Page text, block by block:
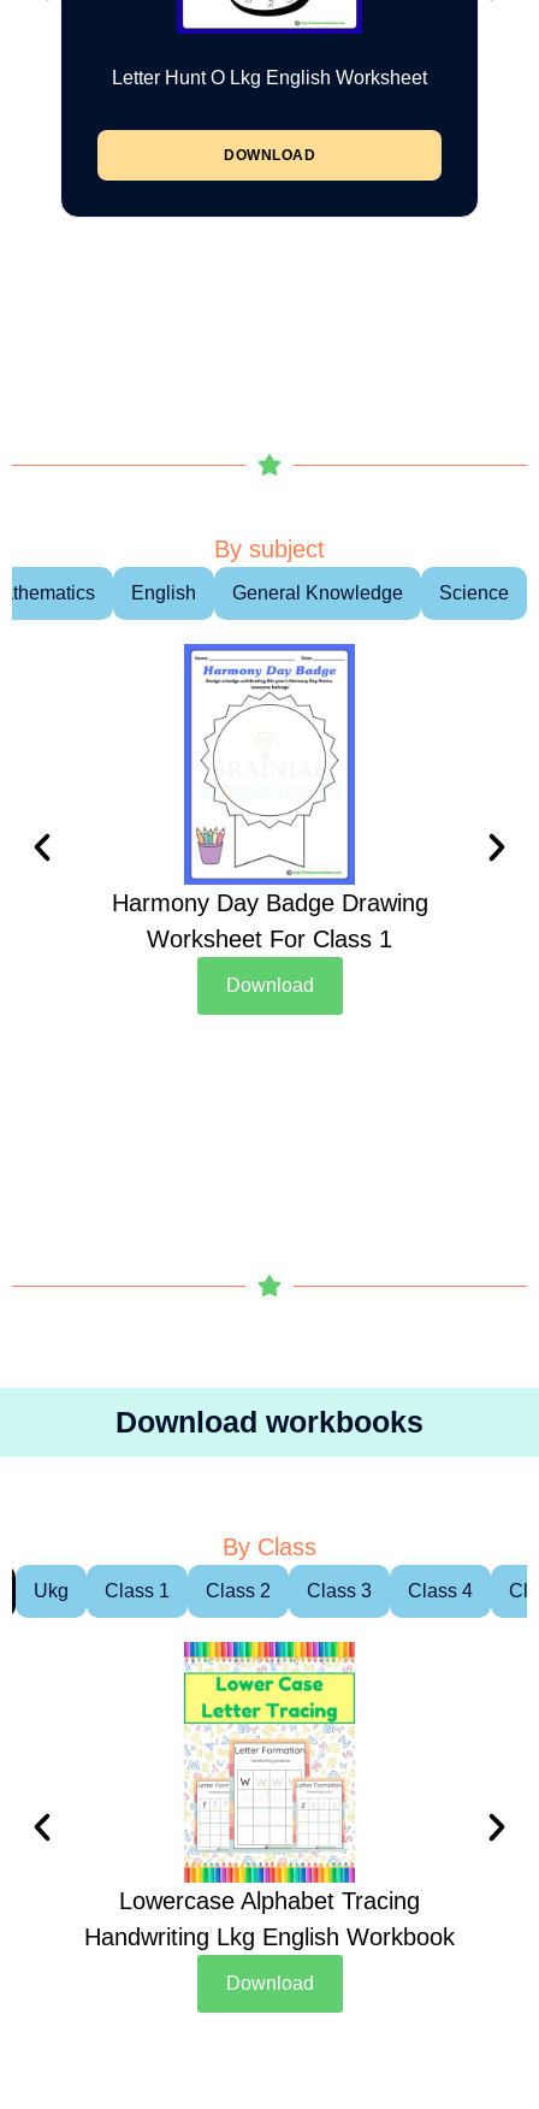
Letter Hunt O Lkg English Worksheet
DOWNLOAD
By subject
English General Knowledge Science
Harmony Day Badge Drawing
Worksheet For Class 1
Download
Download workbooks
By Class
Ukg Class 1 Class 2 Class 3 Class 4
Lowercase Alphabet Tracing
Handwriting Lkg English Workbook
Download